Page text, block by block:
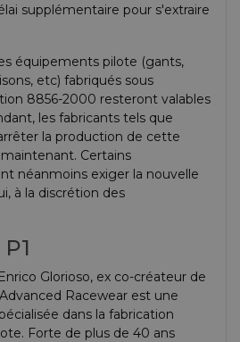
supplémentaire pour s'extraire
équipements pilote (gants,
etc) fabriqués sous
8856-2000 resteront valables
les fabricants tels que
la production de cette
Certains
néanmoins exiger la nouvelle
à la discrétion des
Glorioso, ex co-créateur de
Racewear est une
dans la fabrication
Forte de plus de 40 ans